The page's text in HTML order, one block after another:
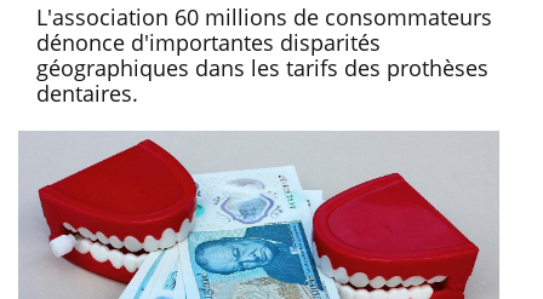
L'association 60 millions de consommateurs
dénonce d'importantes disparités
géographiques dans les tarifs des prothèses
dentaires.